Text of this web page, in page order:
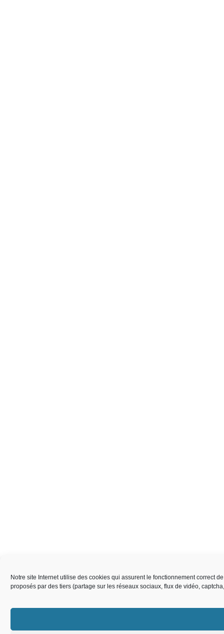
Notre site Internet utilise des cookies qui assurent le fonctionnement correct
proposés par des tiers (partage sur les réseaux sociaux, flux de vidéo,